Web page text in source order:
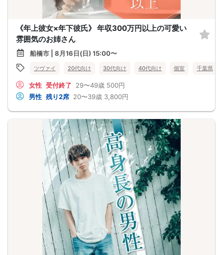
《年上彼女×年下彼氏》 年収300万円以上の可愛い
雰囲気のお姉さん
船橋市 | 8月16日(日) 15:00〜
ツヴァイ 20代向け 30代向け 40代向け 個室 千葉県
女性 受付終了 29〜49歳 500円
男性 残り2席 20〜39歳 3,800円